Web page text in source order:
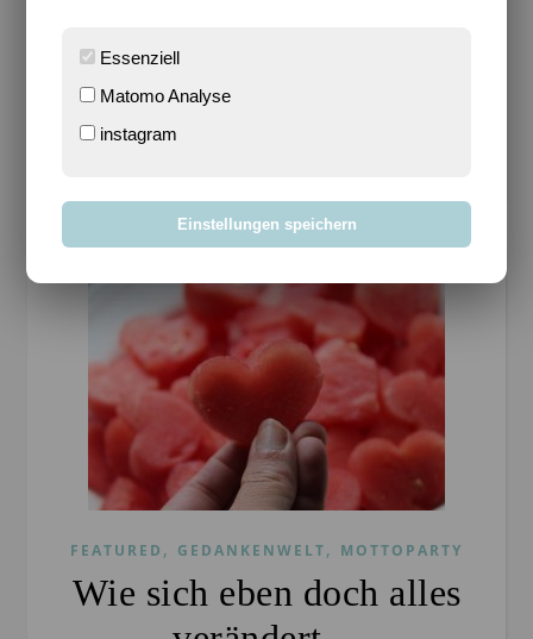
griff dabei eine schöne Idee auf, die…
FEATURED , GEDANKENWELT, MOTTOPARTY
Wie sich eben doch alles
Essenziell
Matomo Analyse
instagram
Einstellungen speichern